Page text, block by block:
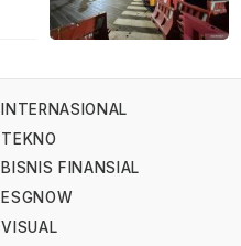
INTERNASIONAL
TEKNO
BISNIS FINANSIAL
ESGNOW
VISUAL